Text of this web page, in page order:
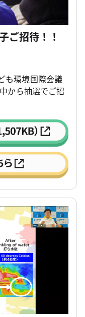
ご招待！！
も環境国際会議
から抽選でご招